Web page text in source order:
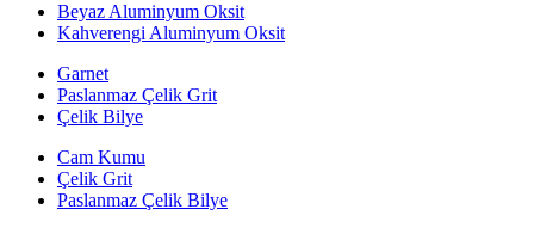
Beyaz Aluminyum Oksit
Kahverengi Aluminyum Oksit
Garnet
Paslanmaz Çelik Grit
Çelik Bilye
Cam Kumu
Çelik Grit
Paslanmaz Çelik Bilye